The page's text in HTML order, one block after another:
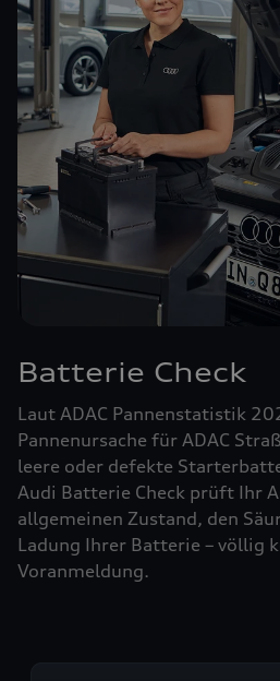
Batterie Check
Laut ADAC Pannenstatistik
Pannenursache für ADAC
leere oder defekte
Audi Batterie Check prüft Ihr
allgemeinen Zustand, den
Ladung Ihrer Batterie – völlig
Voranmeldung.